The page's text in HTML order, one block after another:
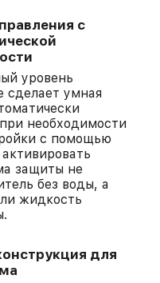
с
уровень
сделает умная
необходимости
с помощью
защиты не
без воды, а
жидкость
для